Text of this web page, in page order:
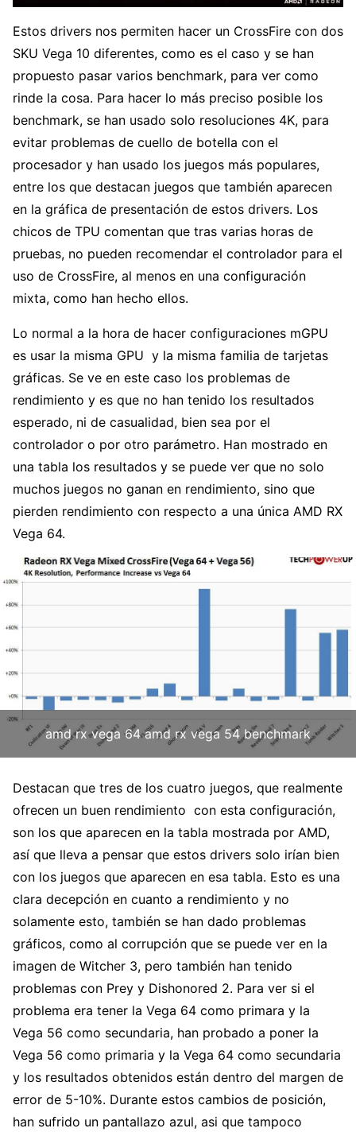
Estos drivers nos permiten hacer un CrossFire con dos
SKU Vega 10 diferentes, como es el caso y se han
propuesto pasar varios benchmark, para ver como
rinde la cosa. Para hacer lo más preciso posible los
benchmark, se han usado solo resoluciones 4K, para
evitar problemas de cuello de botella con el
procesador y han usado los juegos más populares,
entre los que destacan juegos que también aparecen
en la gráfica de presentación de estos drivers. Los
chicos de TPU comentan que tras varias horas de
pruebas, no pueden recomendar el controlador para el
uso de CrossFire, al menos en una configuración
mixta, como han hecho ellos.
Lo normal a la hora de hacer configuraciones mGPU
es usar la misma GPU y la misma familia de tarjetas
gráficas. Se ve en este caso los problemas de
rendimiento y es que no han tenido los resultados
esperado, ni de casualidad, bien sea por el
controlador o por otro parámetro. Han mostrado en
una tabla los resultados y se puede ver que no solo
muchos juegos no ganan en rendimiento, sino que
pierden rendimiento con respecto a una única AMD RX
Vega 64.
amd rx vega 64 amd rx vega 54 benchmark
Destacan que tres de los cuatro juegos, que realmente
ofrecen un buen rendimiento con esta configuración,
son los que aparecen en la tabla mostrada por AMD,
así que lleva a pensar que estos drivers solo irían bien
con los juegos que aparecen en esa tabla. Esto es una
clara decepción en cuanto a rendimiento y no
solamente esto, también se han dado problemas
gráficos, como al corrupción que se puede ver en la
imagen de Witcher 3, pero también han tenido
problemas con Prey y Dishonored 2. Para ver si el
problema era tener la Vega 64 como primara y la
Vega 56 como secundaria, han probado a poner la
Vega 56 como primaria y la Vega 64 como secundaria
y los resultados obtenidos están dentro del margen de
error de 5-10%. Durante estos cambios de posición,
han sufrido un pantallazo azul, asi que tampoco